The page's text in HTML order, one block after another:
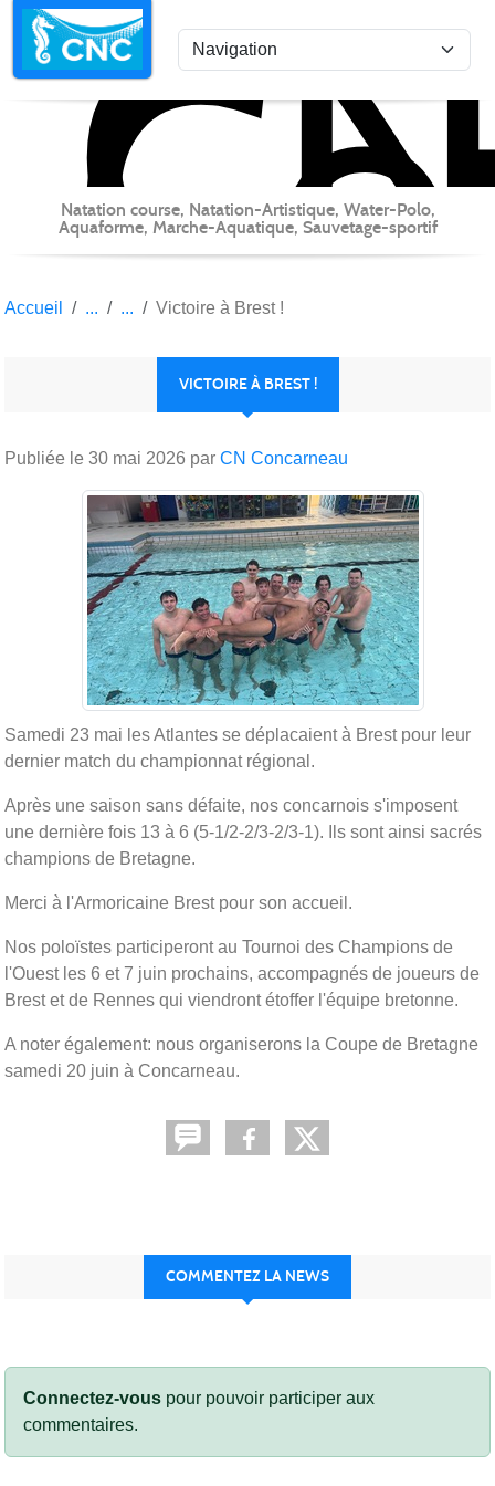
Natation course, Natation-Artistique, Water-Polo,
Aquaforme, Marche-Aquatique, Sauvetage-sportif
Accueil Victoire à Brest !
VICTOIRE À BREST !
Publiée le 30 mai 2026 par CN Concarneau
Samedi 23 mai les Atlantes se déplacaient à Brest pour leur
dernier match du championnat régional.
Après une saison sans défaite, nos concarnois s'imposent
une dernière fois 13 à 6 (5-1/2-2/3-2/3-1). Ils sont ainsi sacrés
champions de Bretagne.
Merci à l'Armoricaine Brest pour son accueil.
Nos poloïstes participeront au Tournoi des Champions de
l'Ouest les 6 et 7 juin prochains, accompagnés de joueurs de
Brest et de Rennes qui viendront étoffer l'équipe bretonne.
A noter également: nous organiserons la Coupe de Bretagne
samedi 20 juin à Concarneau.
COMMENTEZ LA NEWS
Connectez-vous pour pouvoir participer aux
commentaires.
Panneau de gestion des cookies